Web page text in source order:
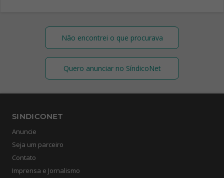
Não encontrei o que procurava
Quero anunciar no SíndicoNet
SINDICONET
Anuncie
Seja um parceiro
Contato
Imprensa e Jornalismo